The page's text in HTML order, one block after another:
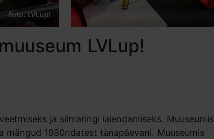
Foto: LVLup!
LVLup!
ja silmaringi laiendamiseks. Muuseumis
1980ndatest tänapäevani. Muuseumis